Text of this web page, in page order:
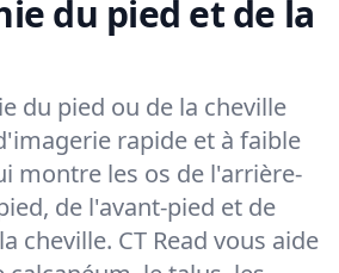
du pied et de la
du pied ou de la cheville
rapide et à faible
montre les os de l'arrière-
de l'avant-pied et de
cheville. CT Read vous aide